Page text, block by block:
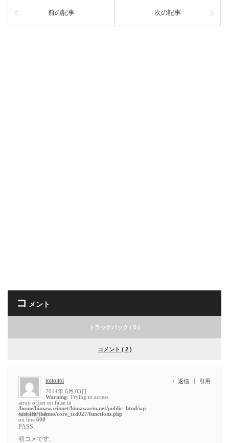
前の記事 次の記事
コ メント
トラックバック ( 0 )
コメント ( 2 )
toitoitoi
2014年 6月 03日
Warning: Trying to access
array offset on false in
/home/himawarinnet/himawarin.net/public_html/wp-
content/themes/core_tcd027/functions.php
on line 600
返信 引用
SECRET: 0
PASS:
初コメです。